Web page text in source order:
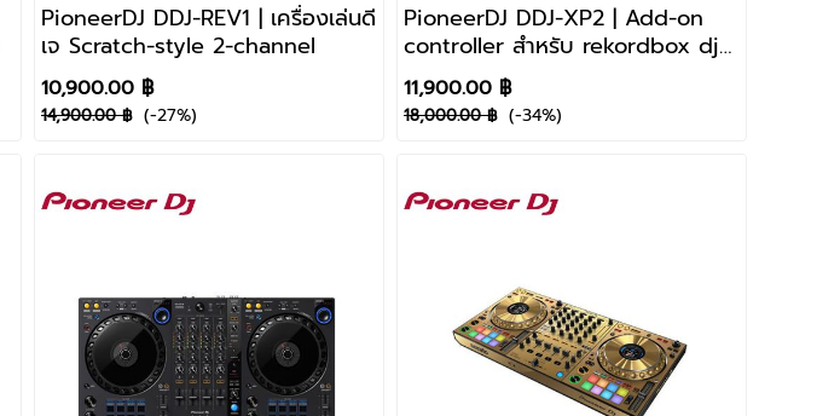
PioneerDJ DDJ-REV1 | เครื่องเล่นดี
เจ Scratch-style 2-channel
10,900.00 ฿
14,900.00 ฿ (-27%)
PioneerDJ DDJ-XP2 | Add-on
controller สำหรับ rekordbox dj
และ rekordbox dvs
11,900.00 ฿
18,000.00 ฿ (-34%)